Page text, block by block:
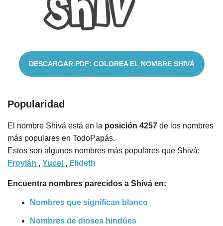
DESCARGAR PDF: COLOREA EL NOMBRE SHIVÁ
Popularidad
El nombre Shivá está en la posición 4257 de los nombres
más populares en TodoPapás.
Estos son algunos nombres más populares que Shivá:
Froylán , Yucel , Elideth
Encuentra nombres parecidos a Shivá en:
Nombres que significan blanco
Nombres de dioses hindúes